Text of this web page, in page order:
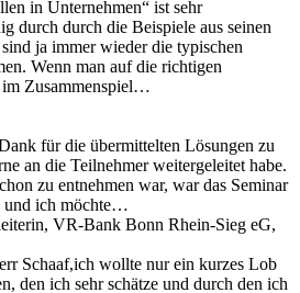
in Unternehmen“ ist sehr
durch durch die Beispiele aus seinen
ja immer wieder die typischen
Wenn man auf die richtigen
im Zusammenspiel…
für die übermittelten Lösungen zu
an die Teilnehmer weitergeleitet habe.
zu entnehmen war, war das Seminar
und ich möchte…
VR-Bank Bonn Rhein-Sieg eG,
Schaaf,ich wollte nur ein kurzes Lob
den ich sehr schätze und durch den ich